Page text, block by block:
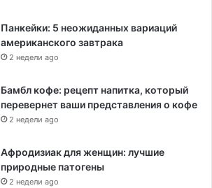
Панкейки: 5 неожиданных вариаций
американского завтрака
2 недели ago
Бамбл кофе: рецепт напитка, который
перевернет ваши представления о кофе
2 недели ago
Афродизиак для женщин: лучшие
природные патогены
2 недели ago